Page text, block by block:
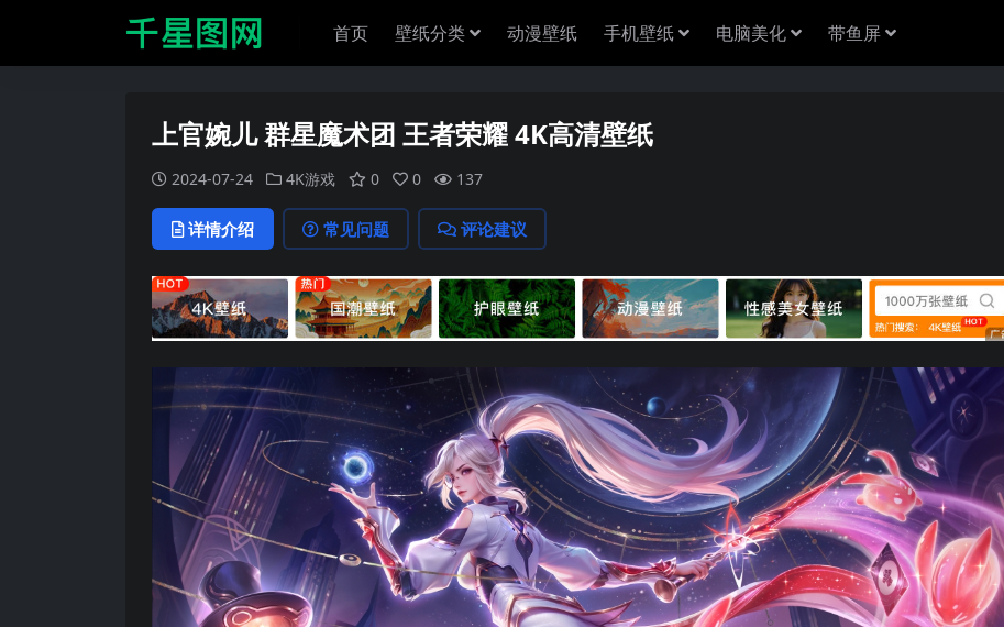
首页 壁纸分类 动漫壁纸 手机壁纸 电脑美化 带鱼屏
上官婉儿 群星魔术团 王者荣耀 4K高清壁纸
2024-07-24 4K游戏 0 0 137
详情介绍 常见问题 评论建议